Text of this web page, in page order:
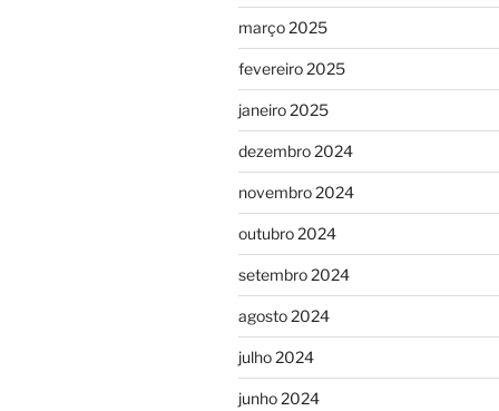
março 2025
fevereiro 2025
janeiro 2025
dezembro 2024
novembro 2024
outubro 2024
setembro 2024
agosto 2024
julho 2024
junho 2024